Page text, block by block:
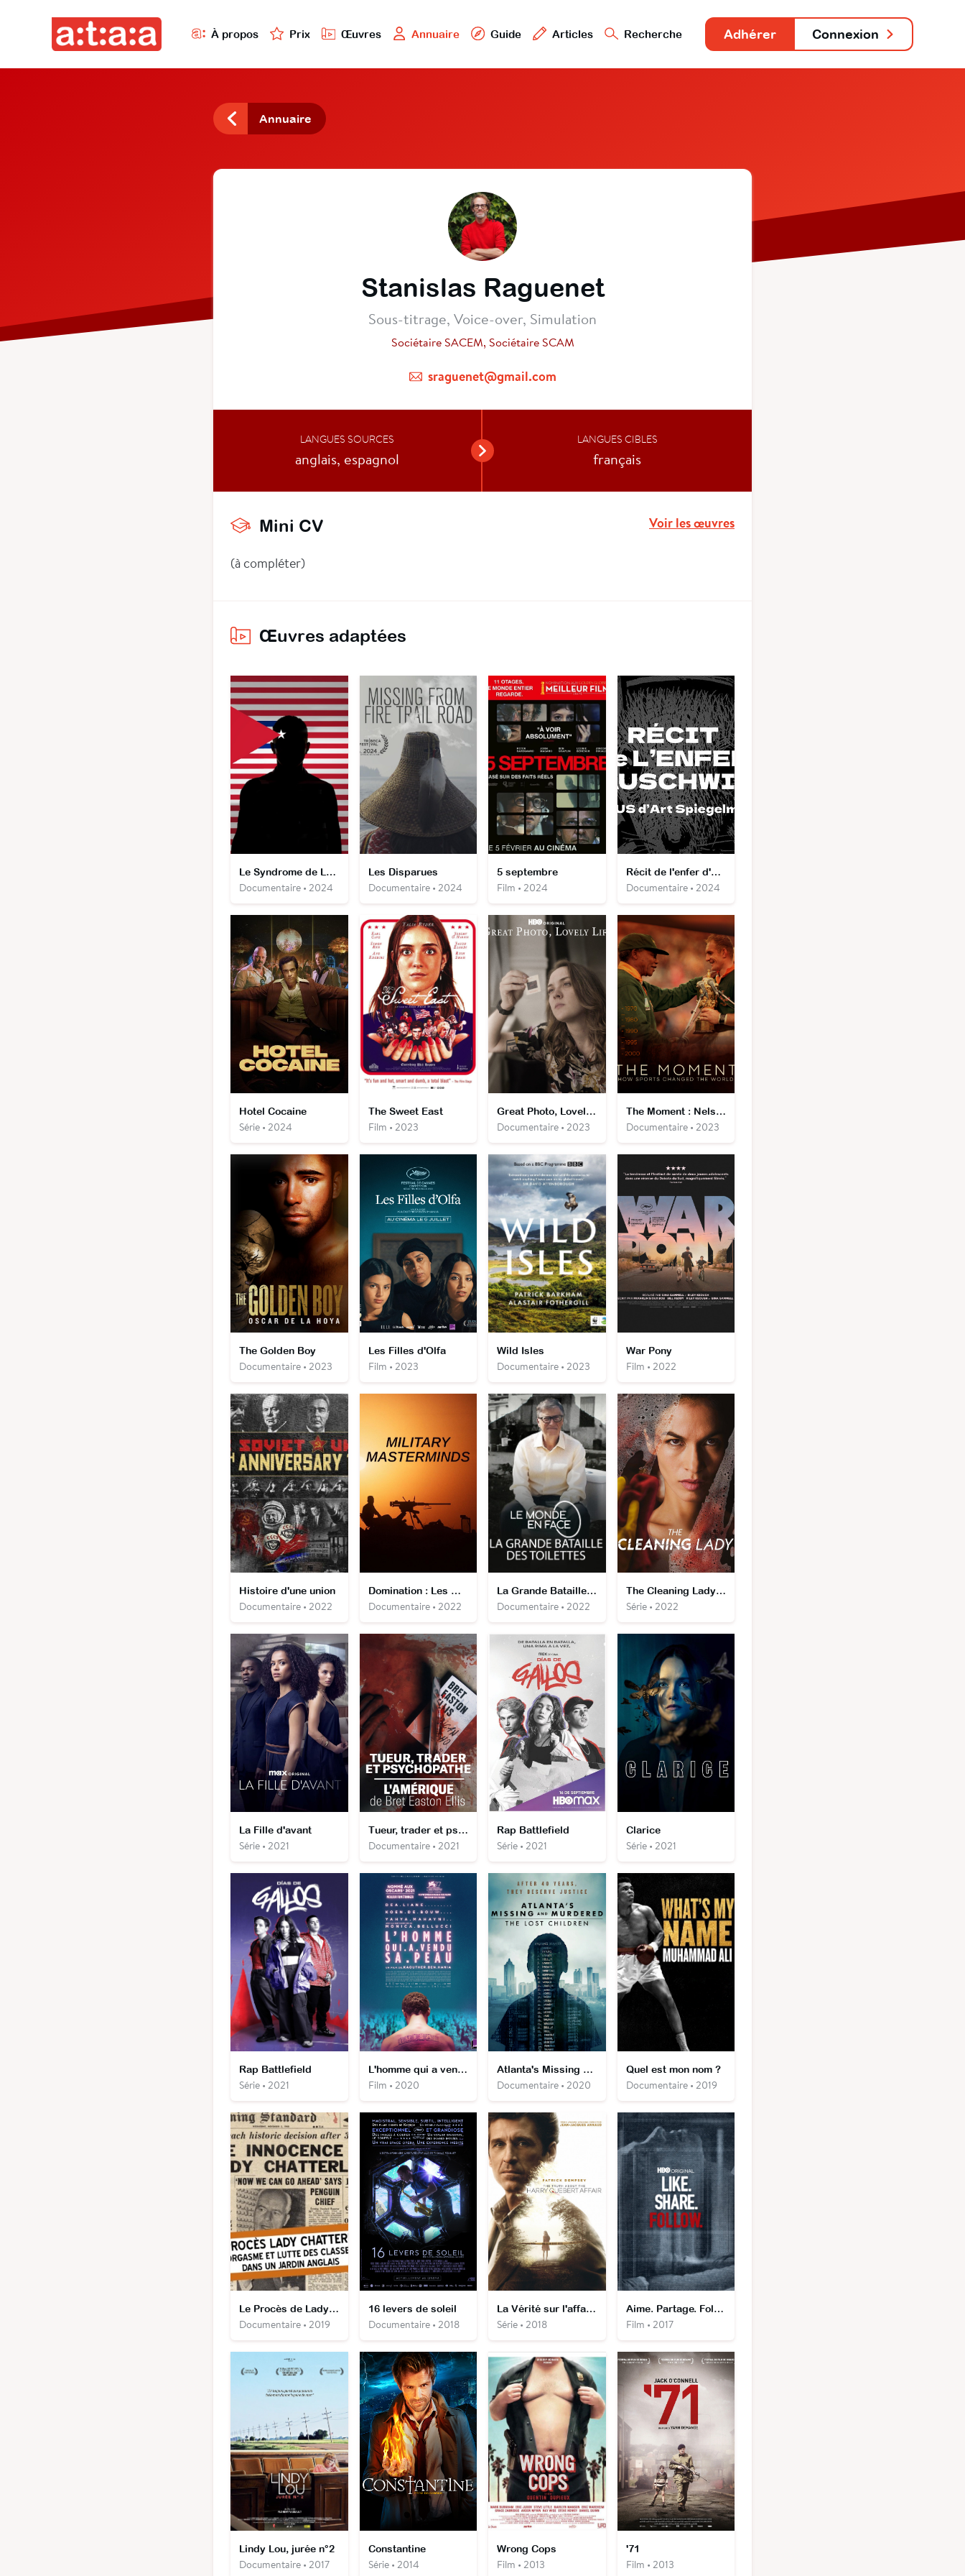
À propos Prix Œuvres Annuaire Guide Articles Recherche Adhérer Connexion
Annuaire
Stanislas Raguenet
Sous-titrage, Voice-over, Simulation
Sociétaire SACEM, Sociétaire SCAM
sraguenet@gmail.com
LANGUES SOURCES
anglais, espagnol
LANGUES CIBLES
français
Mini CV Voir les œuvres
(à compléter)
Œuvres adaptées
Le Syndrome de La Havane - Menace sur l'Amérique
Documentaire • 2024
Les Disparues
Documentaire • 2024
5 septembre
Film • 2024
Récit de l'enfer d'Auschwitz - "Maus" d'Art Spiegelman
Documentaire • 2024
Hotel Cocaine
Série • 2024
The Sweet East
Film • 2023
Great Photo, Lovely Life
Documentaire • 2023
The Moment : Nelson Mandela et le jour des Springboks
Documentaire • 2023
The Golden Boy
Documentaire • 2023
Les Filles d'Olfa
Film • 2023
Wild Isles
Documentaire • 2023
War Pony
Film • 2022
Histoire d'une union
Documentaire • 2022
Domination : Les Maîtres de guerre
Documentaire • 2022
La Grande Bataille des toilettes
Documentaire • 2022
The Cleaning Lady (saisons 1, 2, 3, 4)
Série • 2022
La Fille d'avant
Série • 2021
Tueur, trader et psychopathe - L'Amérique de Bret Easton Ellis
Documentaire • 2021
Rap Battlefield
Série • 2021
Clarice
Série • 2021
Rap Battlefield
Série • 2021
L'homme qui a vendu sa peau
Film • 2020
Atlanta's Missing and Murdered: The Lost Children
Documentaire • 2020
Quel est mon nom ?
Documentaire • 2019
Le Procès de Lady Chatterley, orgasme et lutte des classes dans un jardin anglais
Documentaire • 2019
16 levers de soleil
Documentaire • 2018
La Vérité sur l'affaire Harry Quebert
Série • 2018
Aime. Partage. Follow.
Film • 2017
Lindy Lou, jurée n°2
Documentaire • 2017
Constantine
Série • 2014
Wrong Cops
Film • 2013
'71
Film • 2013